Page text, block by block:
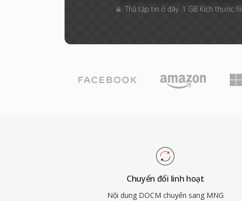
Thả tập tin ở đây. 1 GB Kích thước
Chuyển đổi linh hoạt
Nội dung DOCM chuyển sang MNG